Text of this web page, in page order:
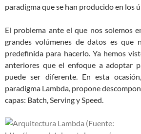
paradigma que se han producido en los
El problema ante el que nos solemos
grandes volúmenes de datos es que
predefinida para hacerlo. Ya hemos
anteriores que el enfoque a adoptar
puede ser diferente. En esta
paradigma Lambda, propone
capas: Batch, Serving y Speed.